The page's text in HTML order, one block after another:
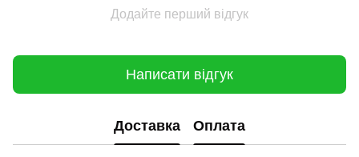
Додайте перший відгук
Написати відгук
Доставка Оплата